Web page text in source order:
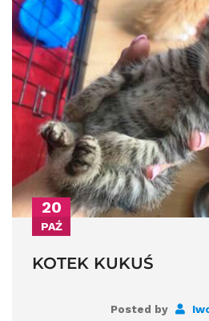
20
PAŹ
KOTEK KUKUŚ
Posted by